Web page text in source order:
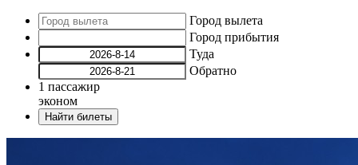
Город вылета
Город прибытия
Туда
Обратно
1 пассажир
эконом
Найти билеты